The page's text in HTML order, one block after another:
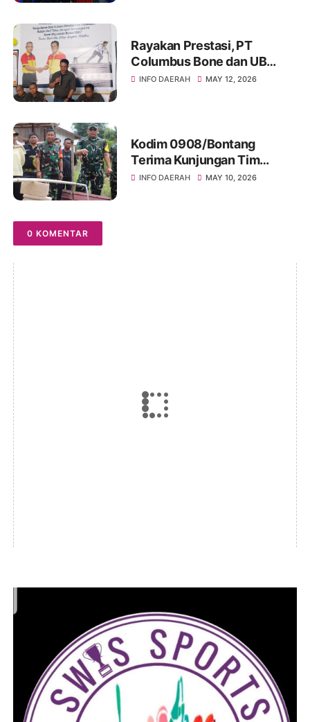
Rayakan Prestasi, PT
Columbus Bone dan UB
Parepare Bagikan Bonus
INFO DAERAH MAY 12, 2026
Kodim 0908/Bontang
Terima Kunjungan Tim
Wasev TMMD Ke-128 Tahun
INFO DAERAH MAY 10, 2026
0 KOMENTAR